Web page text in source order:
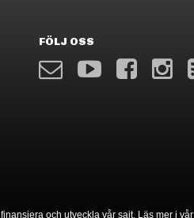
FÖLJ OSS
och utveckla vår sajt. Läs mer i vår